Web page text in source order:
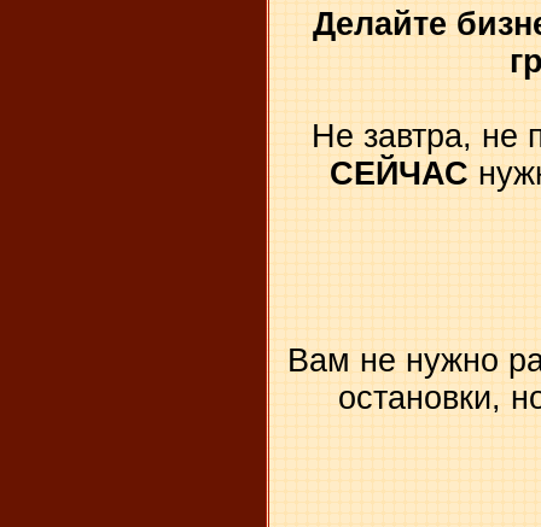
Делайте
Не завтра, не
СЕЙЧАС
Вам не нужно
остановки,